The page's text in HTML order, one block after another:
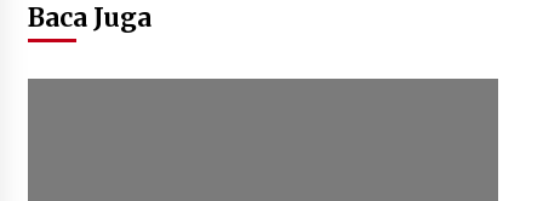
Baca Juga